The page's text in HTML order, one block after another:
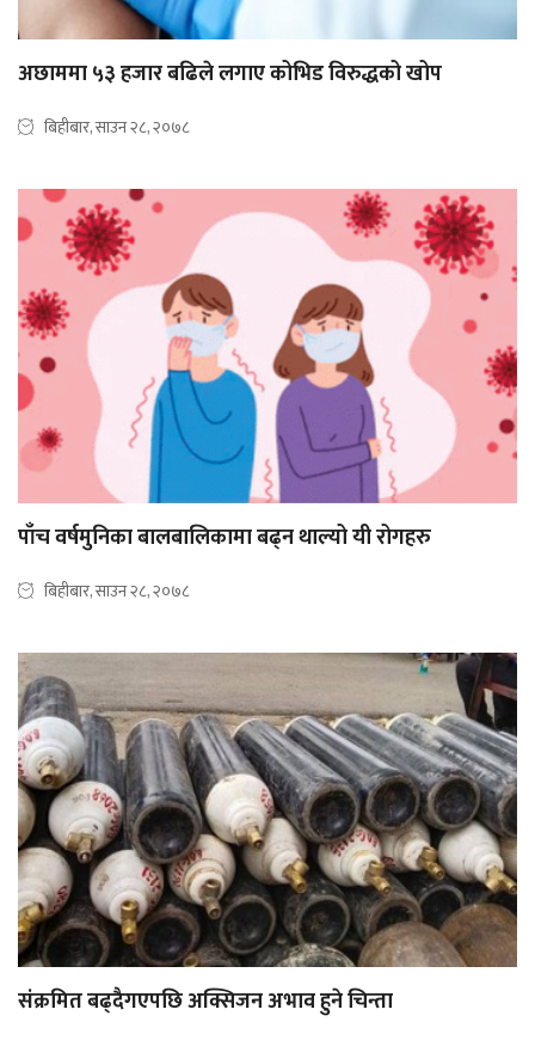
अछाममा ५३ हजार बढिले लगाए कोभिड विरुद्धको खोप
बिहीबार, साउन २८, २०७८
पाँच वर्षमुनिका बालबालिकामा बढ्न थाल्यो यी रोगहरु
बिहीबार, साउन २८, २०७८
संक्रमित बढ्दैगएपछि अक्सिजन अभाव हुने चिन्ता